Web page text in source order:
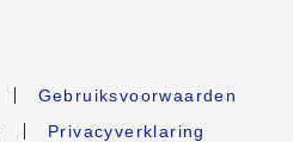
Gebruiksvoorwaarden
Privacyverklaring